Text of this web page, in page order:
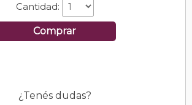
Cantidad:
Comprar
¿Tenés dudas?